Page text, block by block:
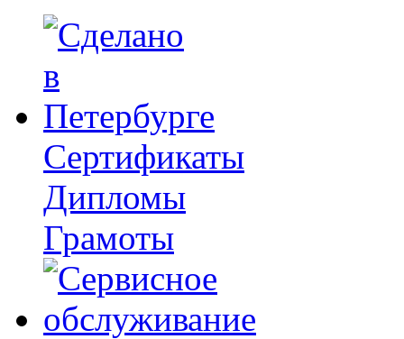
Сертификаты
Дипломы
Грамоты